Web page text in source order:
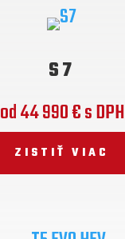
S7
od 44 990 € s DPH
ZISTIŤ VIAC